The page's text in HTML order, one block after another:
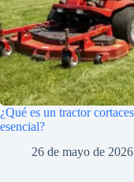
¿Qué es un tractor
esencial?
26 de mayo de 2026